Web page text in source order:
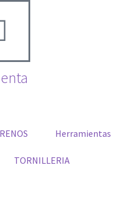
Herramientas
TORNILLERIA